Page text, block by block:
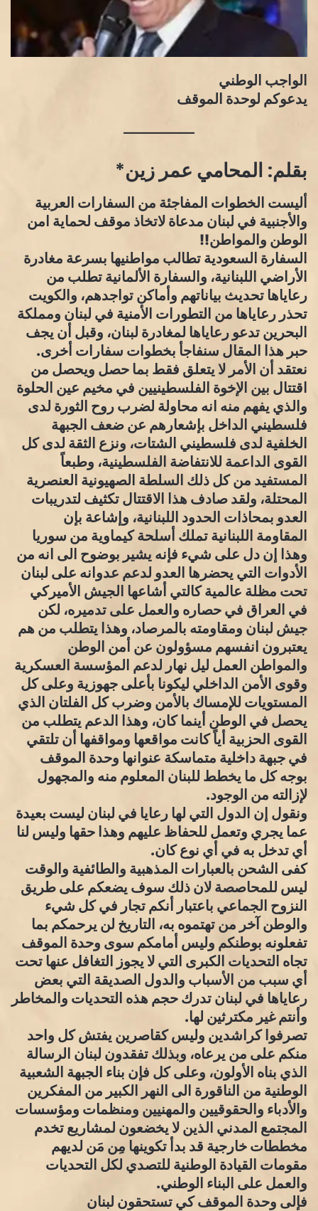
الواجب الوطني
يدعوكم لوحدة الموقف
بقلم: المحامي عمر زين*
أليست الخطوات المفاجئة من السفارات العربية
والأجنبية في لبنان مدعاة لاتخاذ موقف لحماية امن
الوطن والمواطن!!
السفارة السعودية تطالب مواطنيها بسرعة مغادرة
الأراضي اللبنانية، والسفارة الألمانية تطلب من
رعاياها تحديث بياناتهم وأماكن تواجدهم، والكويت
تحذر رعاياها من التطورات الأمنية في لبنان ومملكة
البحرين تدعو رعاياها لمغادرة لبنان، وقبل أن يجف
حبر هذا المقال سنفاجأ بخطوات سفارات أخرى.
نعتقد أن الأمر لا يتعلق فقط بما حصل ويحصل من
اقتتال بين الإخوة الفلسطينيين في مخيم عين الحلوة
والذي يفهم منه انه محاولة لضرب روح الثورة لدى
فلسطيني الداخل بإشعارهم عن ضعف الجبهة
الخلفية لدى فلسطيني الشتات، ونزع الثقة لدى كل
القوى الداعمة للانتفاضة الفلسطينية، وطبعاً
المستفيد من كل ذلك السلطة الصهيونية العنصرية
المحتلة، ولقد صادف هذا الاقتتال تكثيف لتدريبات
العدو بمحاذات الحدود اللبنانية، وإشاعة بإن
المقاومة اللبنانية تملك أسلحة كيماوية من سوريا
وهذا إن دل على شيء فإنه يشير بوضوح الى انه من
الأدوات التي يحضرها العدو لدعم عدوانه على لبنان
تحت مظلة عالمية كالتي أشاعها الجيش الأميركي
في العراق في حصاره والعمل على تدميره، لكن
جيش لبنان ومقاومته بالمرصاد، وهذا يتطلب من هم
يعتبرون انفسهم مسؤولون عن أمن الوطن
والمواطن العمل ليل نهار لدعم المؤسسة العسكرية
وقوى الأمن الداخلي ليكونا بأعلى جهوزية وعلى كل
المستويات للإمساك بالأمن وضرب كل الفلتان الذي
يحصل في الوطن أينما كان، وهذا الدعم يتطلب من
القوى الحزبية أياً كانت مواقعها ومواقفها أن تلتقي
في جبهة داخلية متماسكة عنوانها وحدة الموقف
بوجه كل ما يخطط للبنان المعلوم منه والمجهول
لإزالته من الوجود.
ونقول إن الدول التي لها رعايا في لبنان ليست بعيدة
عما يجري وتعمل للحفاظ عليهم وهذا حقها وليس لنا
أي تدخل به في أي نوع كان.
كفى الشحن بالعبارات المذهبية والطائفية والوقت
ليس للمحاصصة لان ذلك سوف يضعكم على طريق
النزوح الجماعي باعتبار أنكم تجار في كل شيء
والوطن آخر من تهتموه به، التاريخ لن يرحمكم بما
تفعلونه بوطنكم وليس أمامكم سوى وحدة الموقف
تجاه التحديات الكبرى التي لا يجوز التغافل عنها تحت
أي سبب من الأسباب والدول الصديقة التي بعض
رعاياها في لبنان تدرك حجم هذه التحديات والمخاطر
وأنتم غير مكترثين لها.
تصرفوا كراشدين وليس كقاصرين يفتش كل واحد
منكم على من يرعاه، وبذلك تفقدون لبنان الرسالة
الذي بناه الأولون، وعلى كل فإن بناء الجبهة الشعبية
الوطنية من الناقورة الى النهر الكبير من المفكرين
والأدباء والحقوقيين والمهنيين ومنظمات ومؤسسات
المجتمع المدني الذين لا يخضعون لمشاريع تخدم
مخططات خارجية قد بدأ تكوينها مِن مَن لديهم
مقومات القيادة الوطنية للتصدي لكل التحديات
والعمل على البناء الوطني.
فإلى وحدة الموقف كي تستحقون لبنان